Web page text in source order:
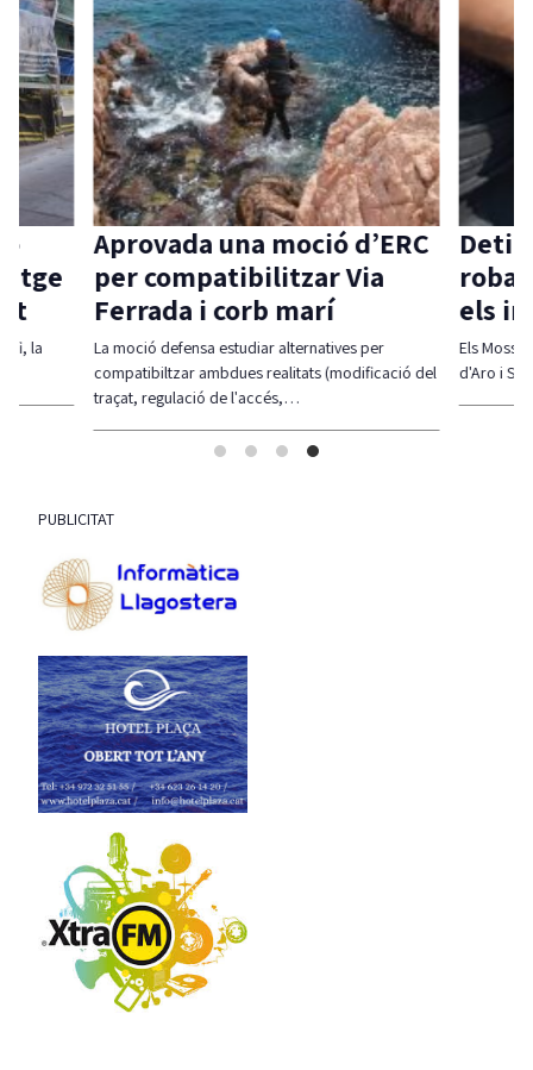
els
Els
d'Aro i
fi, la
Aprovada una moció d’ERC
per compatibilitzar Via
Ferrada i corb marí
La moció defensa estudiar alternatives per
compatibiltzar ambdues realitats (modificació del
traçat, regulació de l'accés,…
PUBLICITAT